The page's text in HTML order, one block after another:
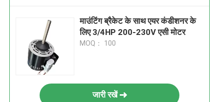
माउंटिंग ब्रैकेट के साथ एयर कंडीशनर के
लिए 3/4HP 200-230V एसी मोटर
MOQ： 100
जारी रखें